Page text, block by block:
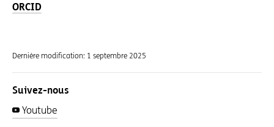
ORCID
Dernière modification: 1 septembre 2025
Suivez-nous
Youtube